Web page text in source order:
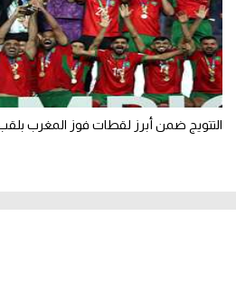
التتويج ضمن أبرز لقطات فوز المغرب